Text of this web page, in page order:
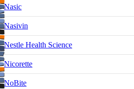
Nasic
Nasivin
Nestle Health Science
Nicorette
NoBite